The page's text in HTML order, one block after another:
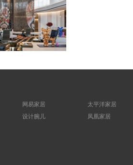
网易家居 太平洋家居
设计腕儿 凤凰家居